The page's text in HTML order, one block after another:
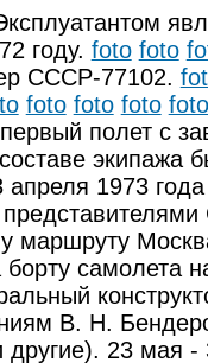
году. foto foto
СССР-77102.
foto foto foto foto
полет с
экипажа
1973
маршруту
борту самолета
В. Н.
23 мая -